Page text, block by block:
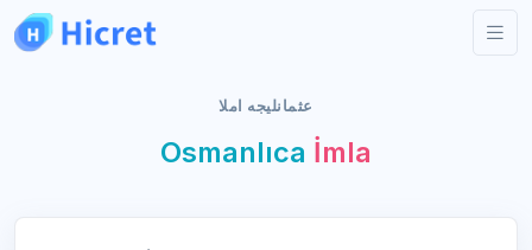
عثمانليجه املا
Osmanlıca İmla